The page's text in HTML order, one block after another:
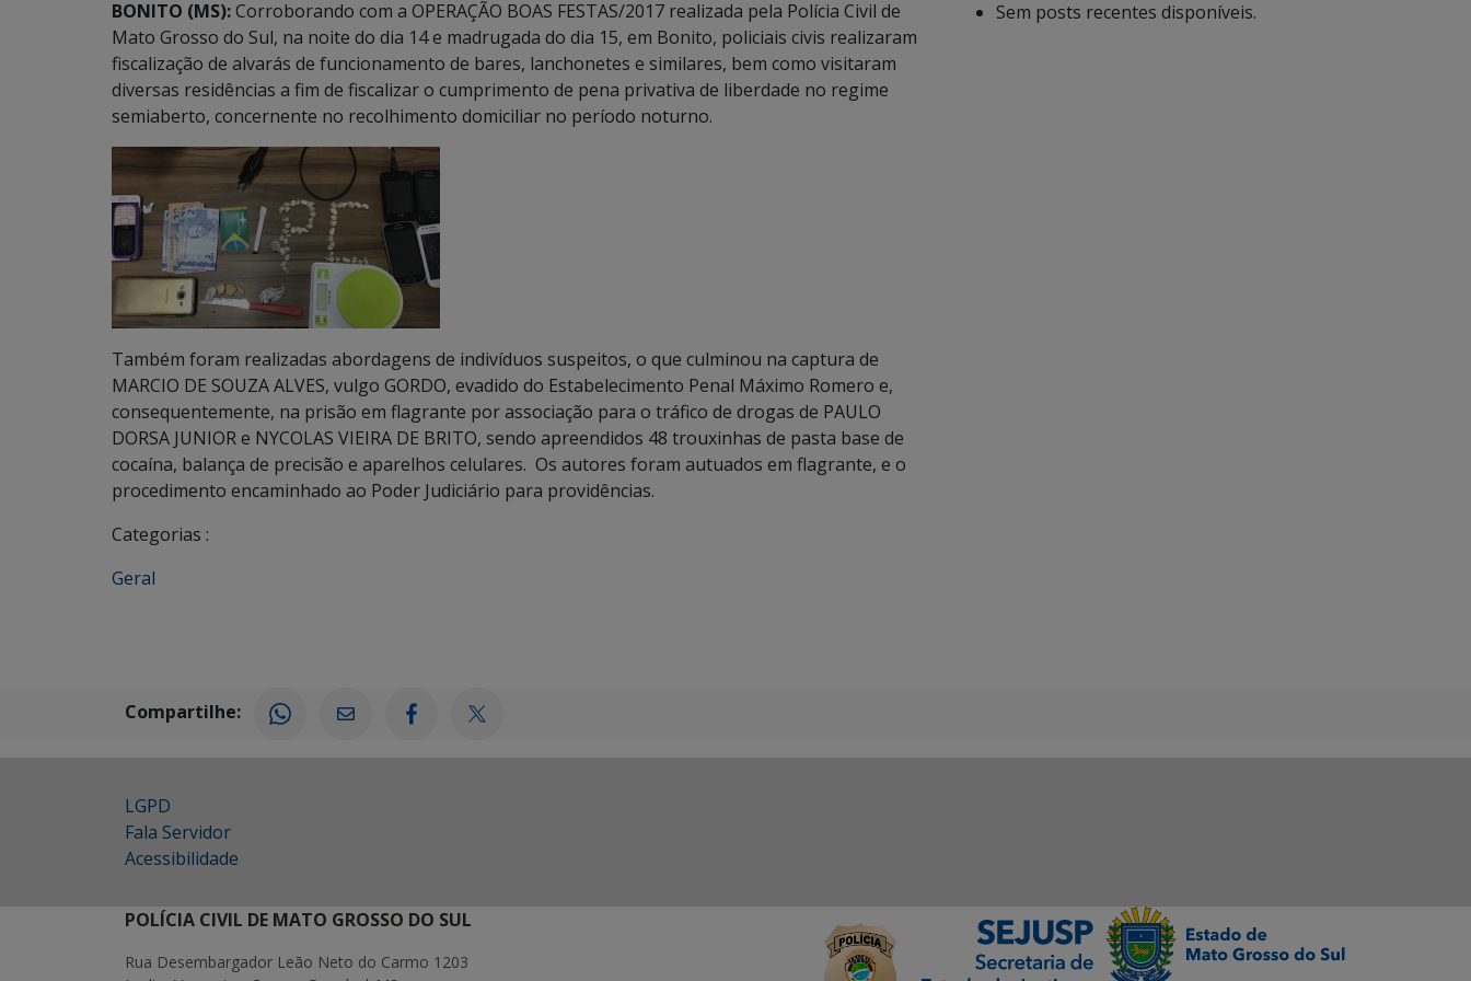
BONITO (MS):Corroborando com a OPERAÇÃO BOAS FESTAS/2017 realizada pela Polícia Civil de
Mato Grosso do Sul, na noite do dia 14 e madrugada do dia 15, em Bonito, policiais civis realizaram
fiscalização de alvarás de funcionamento de bares, lanchonetes e similares, bem como visitaram
diversas residências a fim de fiscalizar o cumprimento de pena privativa de liberdade no regime
semiaberto, concernente no recolhimento domiciliar no período noturno.
Também foram realizadas abordagens de indivíduos suspeitos, o que culminou na captura de
MARCIO DE SOUZA ALVES, vulgo GORDO, evadido do Estabelecimento Penal Máximo Romero e,
consequentemente, na prisão em flagrante por associação para o tráfico de drogas de PAULO
DORSA JUNIOR e NYCOLAS VIEIRA DE BRITO, sendo apreendidos 48 trouxinhas de pasta base de
cocaína, balança de precisão e aparelhos celulares. Os autores foram autuados em flagrante, e o
procedimento encaminhado ao Poder Judiciário para providências.
Categorias :
Geral
Sem posts recentes disponíveis.
Compartilhe:
LGPD
Fala Servidor
Acessibilidade
POLÍCIA CIVIL DE MATO GROSSO DO SUL
Rua Desembargador Leão Neto do Carmo 1203